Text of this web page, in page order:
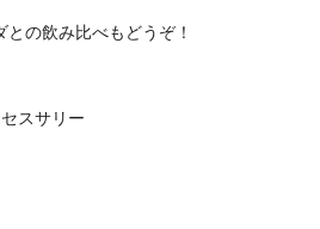
の飲み比べもどうぞ！
スサリー